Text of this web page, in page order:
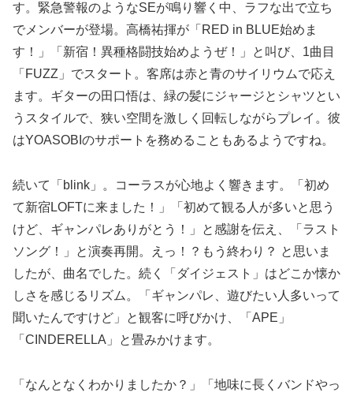
す。緊急警報のようなSEが鳴り響く中、ラフな出で立ち
でメンバーが登場。高橋祐揮が「RED in BLUE始めま
す！」「新宿！異種格闘技始めようぜ！」と叫び、1曲目
「FUZZ」でスタート。客席は赤と青のサイリウムで応え
ます。ギターの田口悟は、緑の髪にジャージとシャツとい
うスタイルで、狭い空間を激しく回転しながらプレイ。彼
はYOASOBIのサポートを務めることもあるようですね。
続いて「blink」。コーラスが心地よく響きます。「初め
て新宿LOFTに来ました！」「初めて観る人が多いと思う
けど、ギャンパレありがとう！」と感謝を伝え、「ラスト
ソング！」と演奏再開。えっ！？もう終わり？ と思いま
したが、曲名でした。続く「ダイジェスト」はどこか懐か
しさを感じるリズム。「ギャンパレ、遊びたい人多いって
聞いたんですけど」と観客に呼びかけ、「APE」
「CINDERELLA」と畳みかけます。
「なんとなくわかりましたか？」「地味に長くバンドやっ